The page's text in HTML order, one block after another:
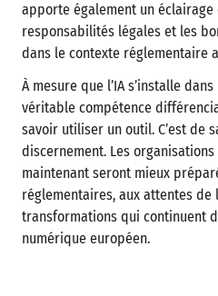
apporte également un éclairage
responsabilités légales et les
dans le contexte réglementaire
À mesure que l’IA s’installe
véritable compétence
savoir utiliser un outil. C’est de
discernement. Les
maintenant seront mieux
réglementaires, aux attentes de
transformations qui continuent
numérique européen.